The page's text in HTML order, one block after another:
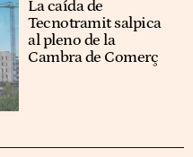
La caída de
Tecnotramit salpica
al pleno de la
Cambra de Comerç